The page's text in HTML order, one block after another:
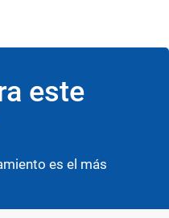
este
es el más